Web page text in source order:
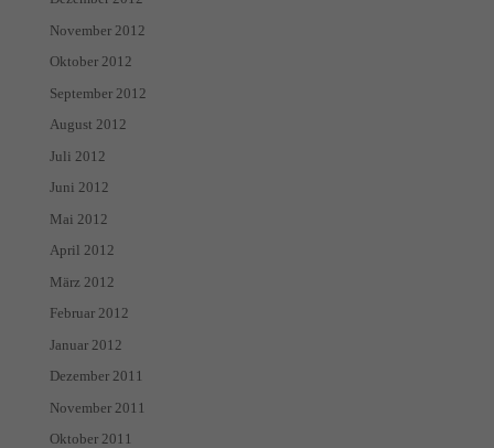
November 2012
Oktober 2012
September 2012
August 2012
Juli 2012
Juni 2012
Mai 2012
April 2012
März 2012
Februar 2012
Januar 2012
Dezember 2011
November 2011
Oktober 2011